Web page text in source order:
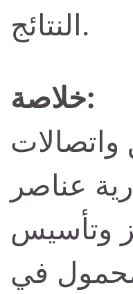
النتائج.
خلاصة:
واتصالات
عناصر
وتأسيس
في